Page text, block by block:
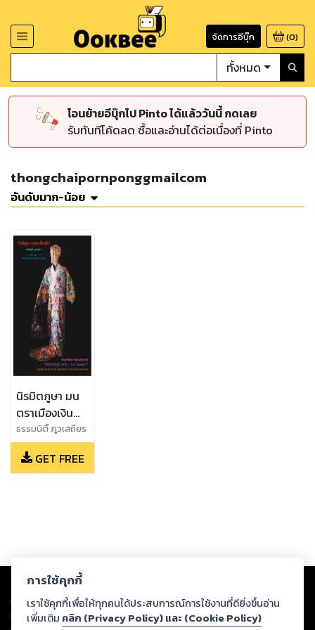
จัดการอีบุ๊ก (0)
ทั้งหมด
โอนย้ายอีบุ๊กไป Pinto ได้แล้ววันนี้ กดเลย
รับทันทีโค้ดลด ซื้อและอ่านได้ต่อเนื่องที่ Pinto
thongchaipornponggmailcom
อันดับมาก-น้อย
นิรมิตภูษา มน
ตราเมืองเงิน
(Weaving Life
- The
Journey)
ธรรมนิติ์ ภูวเสถียร
GET FREE
Copyright © 2026
ต่อผลงานหรือเนื้อหาใดที่อัปโหลดผ่านเว็บไซต์และปรากฏว่าละเมิดสิทธิใน
ทรัพย์สินทางปัญญาของบุคคลอื่นหรือขัดต่อกฎหมายและศีลธรรม ดังนั้น ผู้อ่าน
ทุกท่านโปรดใช้วิจารณญาณในการกลั่นกรองด้วยตนเอง และหากท่านพบว่าส่วน
การใช้คุกกี้
เราใช้คุกกี้เพื่อให้ทุกคนได้ประสบการณ์การใช้งานที่ดียิ่งขึ้นอ่าน
เพิ่มเติม คลิก (Privacy Policy) และ (Cookie Policy)